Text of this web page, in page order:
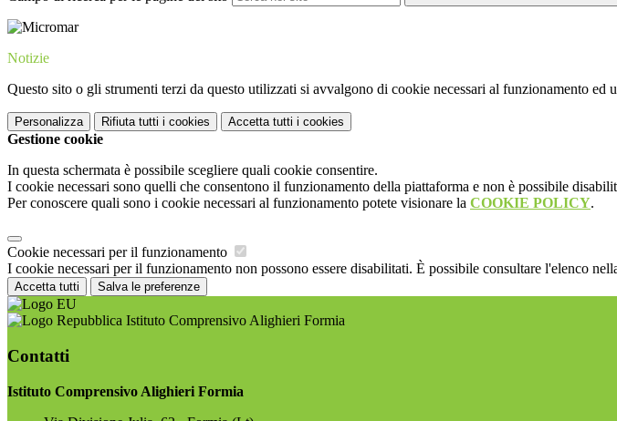
Notizie
Questo sito o gli strumenti terzi da questo utilizzati si avvalgono di cookie necessari al funzionamento ed
Personalizza Rifiuta tutti i cookies Accetta tutti i cookies
Gestione cookie
In questa schermata è possibile scegliere quali cookie consentire.
I cookie necessari sono quelli che consentono il funzionamento della piattaforma e non è possibile
Per conoscere quali sono i cookie necessari al funzionamento potete visionare la COOKIE POLICY.
Cookie necessari per il funzionamento
I cookie necessari per il funzionamento non possono essere disabilitati. È possibile consultare l'elenco
Accetta tutti Salva le preferenze
Istituto Comprensivo Alighieri Formia
Contatti
Istituto Comprensivo Alighieri Formia